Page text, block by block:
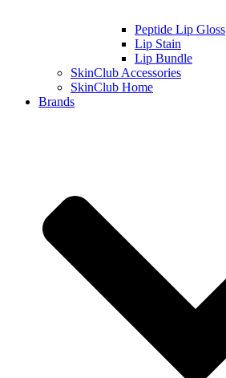
Peptide Lip Gloss
Lip Stain
Lip Bundle
SkinClub Accessories
SkinClub Home
Brands